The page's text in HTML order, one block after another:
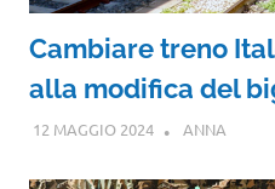
Cambiare treno
alla modifica del
12 MAGGIO 2024 ANNA